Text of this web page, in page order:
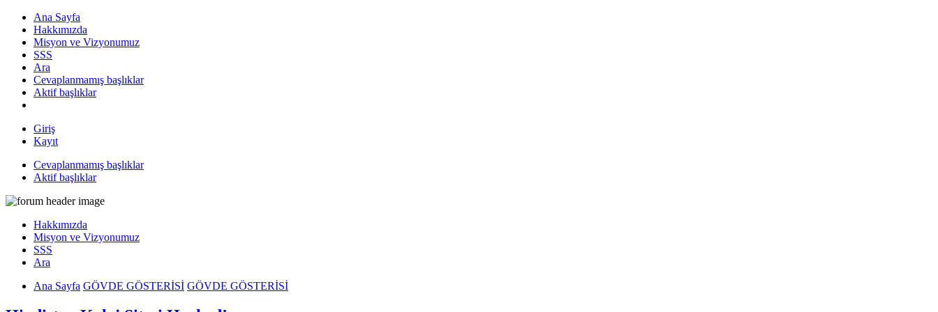
Ana Sayfa
Hakkımızda
Misyon ve Vizyonumuz
SSS
Ara
Cevaplanmamış başlıklar
Aktif başlıklar
Giriş
Kayıt
Cevaplanmamış başlıklar
Aktif başlıklar
Hakkımızda
Misyon ve Vizyonumuz
SSS
Ara
Ana Sayfa GÖVDE GÖSTERİSİ GÖVDE GÖSTERİSİ